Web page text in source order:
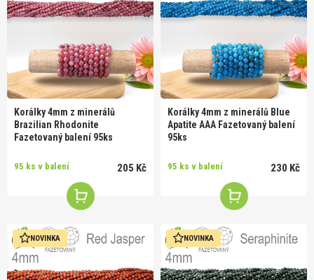
Korálky 4mm z minerálů
Brazilian Rhodonite
Fazetovaný balení 95ks
95 ks v balení 205 Kč
Korálky 4mm z minerálů Blue
Apatite AAA Fazetovaný balení
95ks
95 ks v balení 230 Kč
NOVINKA NOVINKA